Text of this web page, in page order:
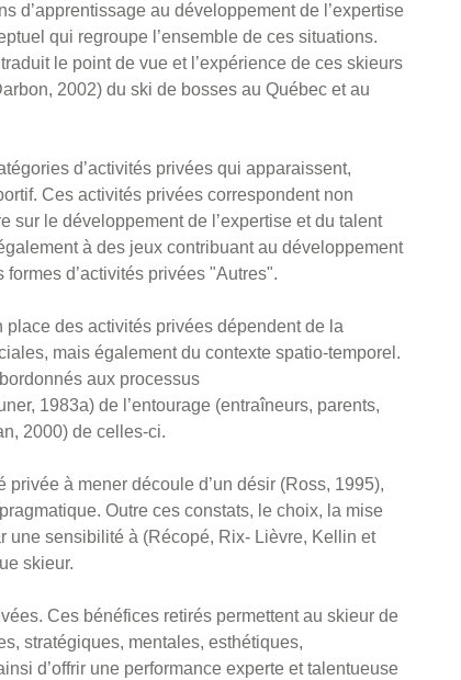
d’apprentissage au développement de l’expertise
qui regroupe l’ensemble de ces situations.
le point de vue et l’expérience de ces skieurs
2002) du ski de bosses au Québec et au
d’activités privées qui apparaissent,
Ces activités privées correspondent non
sur le développement de l’expertise et du talent
à des jeux contribuant au développement
d’activités privées "Autres".
des activités privées dépendent de la
mais également du contexte spatio-temporel.
aux processus
1983a) de l’entourage (entraîneurs, parents,
2000) de celles-ci.
à mener découle d’un désir (Ross, 1995),
Outre ces constats, le choix, la mise
une sensibilité à (Récopé, Rix- Lièvre, Kellin et
skieur.
Ces bénéfices retirés permettent au skieur de
stratégiques, mentales, esthétiques,
d’offrir une performance experte et talentueuse